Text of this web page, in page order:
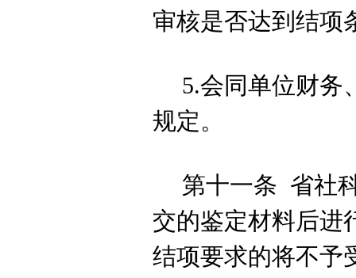
审核是否达到结项
5.会同单位财务
规定。
第十一条 省社
交的鉴定材料后进
结项要求的将不予